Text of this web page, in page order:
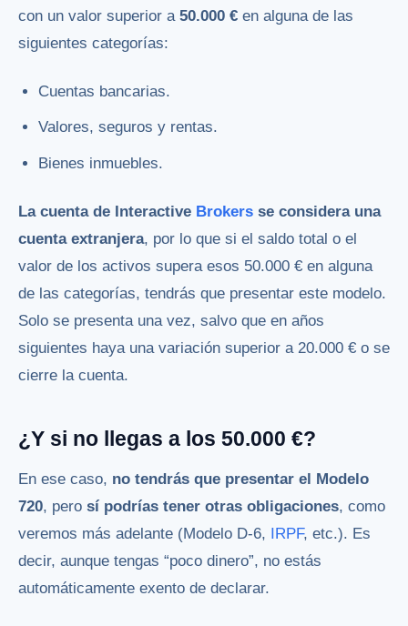
con un valor superior a 50.000 € en alguna de las
siguientes categorías:
Cuentas bancarias.
Valores, seguros y rentas.
Bienes inmuebles.
La cuenta de Interactive Brokers se considera una
cuenta extranjera, por lo que si el saldo total o el
valor de los activos supera esos 50.000 € en alguna
de las categorías, tendrás que presentar este modelo.
Solo se presenta una vez, salvo que en años
siguientes haya una variación superior a 20.000 € o se
cierre la cuenta.
¿Y si no llegas a los 50.000 €?
En ese caso, no tendrás que presentar el Modelo
720, pero sí podrías tener otras obligaciones, como
veremos más adelante (Modelo D-6,
IRPF, etc.). Es
decir, aunque tengas “poco dinero”, no estás
automáticamente exento de declarar.